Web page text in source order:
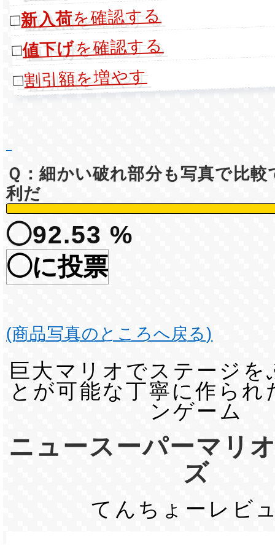
□新入荷を確認する
□値下げを確認する
□割引額を増やす
Ｑ：細かい破れ部分も写真で比
利だ
◯92.53 %
◯に投票
(商品写真のところへ戻る)
巨大マリオでステージを
とが可能な丁寧に作られ
ンゲーム
ニュースーパーマリ
ズ
てんちょーレビ